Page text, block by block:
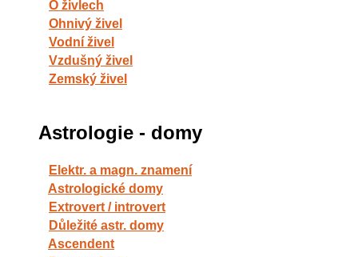
O živlech
Ohnivý živel
Vodní živel
Vzdušný živel
Zemský živel
Astrologie - domy
Elektr. a magn. znamení
Astrologické domy
Extrovert / introvert
Důležité astr. domy
Ascendent